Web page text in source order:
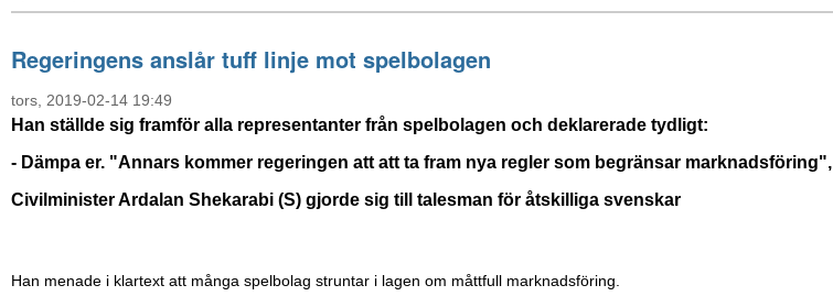
Regeringens anslår tuff linje mot spelbolagen
tors, 2019-02-14 19:49
Han ställde sig framför alla representanter från spelbolagen och deklarerade tydligt:
- Dämpa er. "Annars kommer regeringen att att ta fram nya regler som begränsar marknadsföring",
Civilminister Ardalan Shekarabi (S) gjorde sig till talesman för åtskilliga svenskar
Han menade i klartext att många spelbolag struntar i lagen om måttfull marknadsföring.